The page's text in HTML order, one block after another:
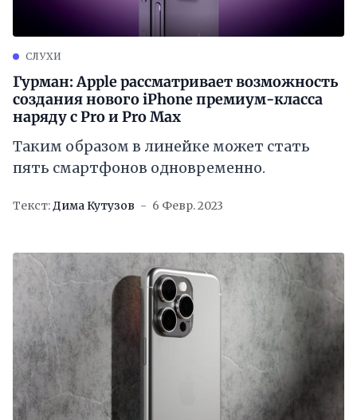
СЛУХИ
Гурман: Apple рассматривает возможность
создания нового iPhone премиум-класса
наряду с Pro и Pro Max
Таким образом в линейке может стать
пять смартфонов одновременно.
Текст:Дима Кутузов 6 Февр. 2023